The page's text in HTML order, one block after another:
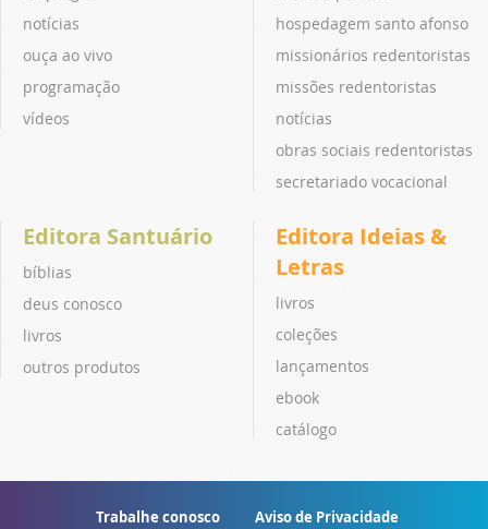
notícias
ouça ao vivo
programação
vídeos
hospedagem santo afonso
missionários redentoristas
missões redentoristas
notícias
obras sociais redentoristas
secretariado vocacional
Editora Santuário
bíblias
deus conosco
livros
outros produtos
Editora Ideias &
Letras
livros
coleções
lançamentos
ebook
catálogo
Trabalhe conosco Aviso de Privacidade